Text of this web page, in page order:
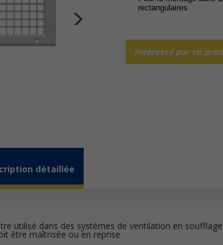
rectangulaires
Intéressé par ce
détaillée
utilisé dans des systèmes de ventilation en soufflage
être maîtrisée ou en reprise